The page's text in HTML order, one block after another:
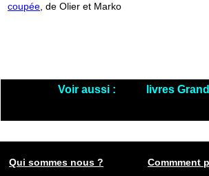
coupée , de Olier et Marko
Voir aussi : livres
Qui sommes nous ? Commment